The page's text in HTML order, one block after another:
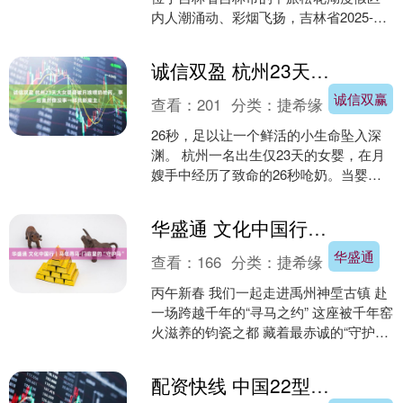
内人潮涌动、彩烟飞扬，吉林省2025-
诚信双盈 杭州23天大女婴疑被月嫂喂奶呛死，事后竟然像没事一样找新雇主！
诚信双赢
查看：201 分类：捷希缘
26秒，足以让一个鲜活的小生命坠入深
渊。 杭州一名出生仅23天的女婴，在月
嫂手中经历了致命的26秒呛奶。当婴儿
华盛通 文化中国行丨马年寻马·门扉里的“守护马”
华盛通
查看： 166 分类：捷希缘
丙午新春 我们一起走进禹州神垕古镇 赴
一场跨越千年的“寻马之约” 这座被千年窑
火滋养的钧瓷之都 藏着最赤诚的“守护马”
配资快线 中国22型导快改进型卫星图曝光，移除YJ